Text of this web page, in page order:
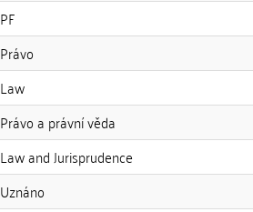
PF
Právo
Law
Právo a právní věda
Law and Jurisprudence
Uznáno